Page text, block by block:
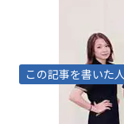
この記事を書いた人